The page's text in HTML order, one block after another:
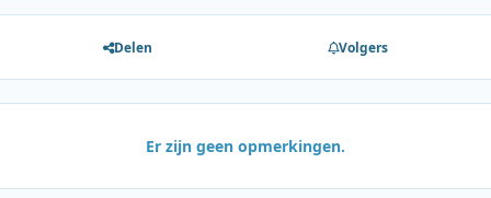
Delen Volgers
Er zijn geen opmerkingen.